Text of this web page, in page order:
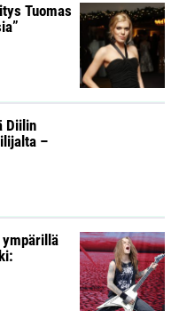
Tuomas
Diilin
–
ympärillä